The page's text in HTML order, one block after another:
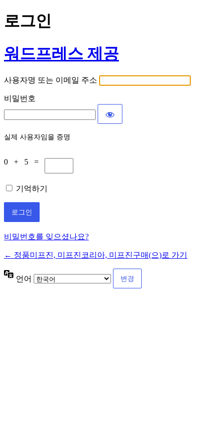
로그인
워드프레스 제공
사용자명 또는 이메일 주소
비밀번호
실제 사용자임을 증명
0 + 5 =
기억하기
비밀번호를 잊으셨나요?
← 정품미프진, 미프진코리아, 미프진구매(으)로 가기
언어